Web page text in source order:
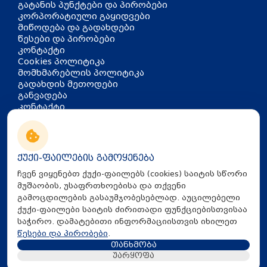
კონტაქტი
თბილისი, აკაკი წერეთლის
გამზირი 126
info@mira.ge
032 235 60 01
გატანის პუნქტები და პირობები
კორპორატიული გაყიდვები
მიწოდება და გადახდები
წესები და პირობები
კონტაქტი
Cookies პოლიტიკა
მომხმარებლის პოლიტიკა
გადახდის მეთოდები
განვადება
All Rights Reserved © 2025 Mira.ge
ქუქი-ფაილების გამოყენება
ჩვენ ვიყენებთ ქუქი-ფაილებს (cookies) საიტის სწორი
მუშაობის, უსაფრთხოებისა და თქვენი
გამოცდილების გასაუმჯობესებლად. აუცილებელი
ქუქი-ფაილები საიტის ძირითადი ფუნქციებისთვისაა
საჭირო. დამატებითი ინფორმაციისთვის იხილეთ
წესები და პირობები.
უარყოფა
თანხმობა